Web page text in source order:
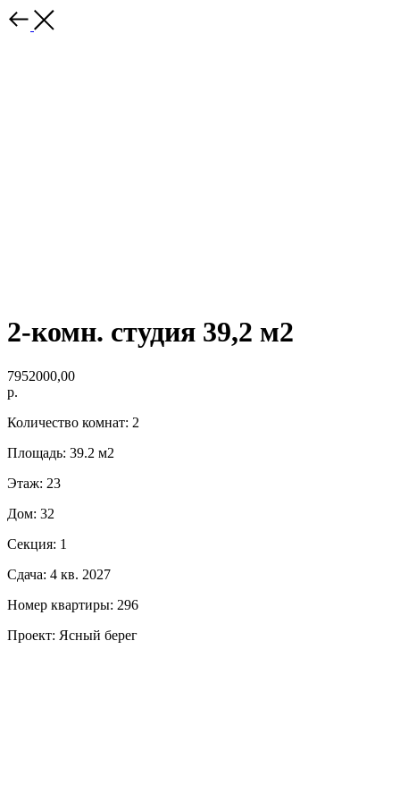
2-комн. студия 39,2 м2
7952000,00
р.
Количество комнат: 2
Площадь: 39.2 м2
Этаж: 23
Дом: 32
Секция: 1
Сдача: 4 кв. 2027
Номер квартиры: 296
Проект: Ясный берег